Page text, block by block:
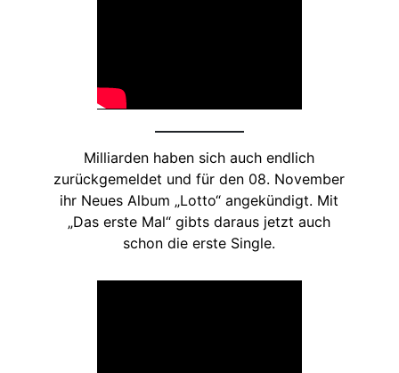
Milliarden haben sich auch endlich
zurückgemeldet und für den 08. November
ihr Neues Album „Lotto“ angekündigt. Mit
„Das erste Mal“ gibts daraus jetzt auch
schon die erste Single.